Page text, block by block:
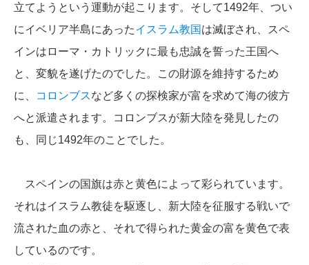
立てようという運動が起こります。そして1492年、つい
にイベリア半島にあったイスラム教国は滅ぼされ、スペ
インはローマ・カトリックに最も忠誠を誓った王国へ
と、変貌を遂げたのでした。この財源を維持するため
に、
コロンブスなど多くの探検家が富を求めて海の彼方
へと派遣されます。コロンブスが新大陸を発見したの
も、同じ1492年のことでした。
スペインの国旗は赤と黄色によって彩られています。
それはイスラム教徒を駆逐し、新大陸を征服する戦いで
流された血の赤と、それで得られた黄金の富を黄色で表
しているのです。